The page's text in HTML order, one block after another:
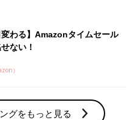
変わる】Amazonタイムセール
ない！
）
グをもっと見る